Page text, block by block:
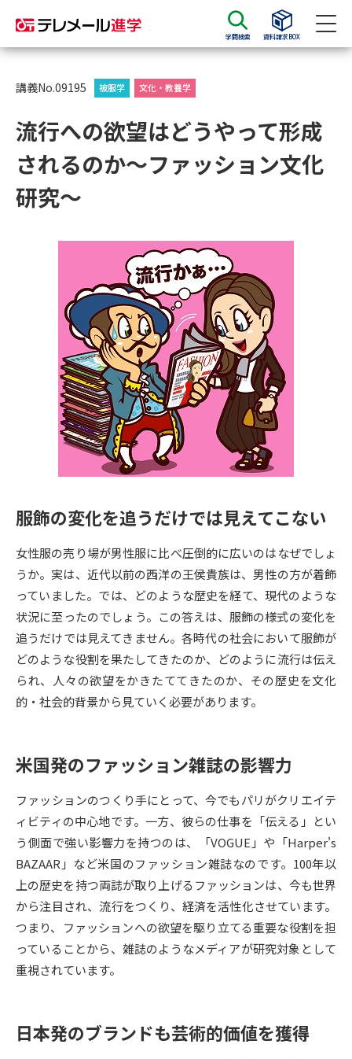
学問検索 資料請求BOX
資料請求
大学・短大の資料種類から請求
大学パンフ
大学・短大以外の資料から請求
専門学校の資料請求 大学院の資料請求
留学・進学関連、塾・予備校
大学入学共通テスト「受験案
内」の請求
大学入学共通テスト「受験上の
配慮案内」の請求
高等学校卒業程度認定試験
高等学校（情報）教員資格認定
大学研究 大学検索
大学で学べる内容や特徴を調べる
新増設大学・学部・学科特集
国際・グローバルに強い大学特
集
新学年スタート号特集ページ
（高3生用）
新学年スタート号特集ページ
（高2生用）
SELFBRAND特集ページ
オープンキャンパスなどを調べる
オープンキャンパス検索 実施プログラムから探す
講義No.09195 被服学 文化・教養学
流行への欲望はどうやって形成
されるのか～ファッション文化
研究～
服飾の変化を追うだけでは見えてこない
女性服の売り場が男性服に比べ圧倒的に広いのはなぜでしょ
うか。実は、近代以前の西洋の王侯貴族は、男性の方が着飾
っていました。では、どのような歴史を経て、現代のような
状況に至ったのでしょう。この答えは、服飾の様式の変化を
追うだけでは見えてきません。各時代の社会において服飾が
どのような役割を果たしてきたのか、どのように流行は伝え
られ、人々の欲望をかきたててきたのか、その歴史を文化
的・社会的背景から見ていく必要があります。
米国発のファッション雑誌の影響力
ファッションのつくり手にとって、今でもパリがクリエイテ
ィビティの中心地です。一方、彼らの仕事を「伝える」とい
う側面で強い影響力を持つのは、「VOGUE」や「Harper's
BAZAAR」など米国のファッション雑誌なのです。100年以
上の歴史を持つ両誌が取り上げるファッションは、今も世界
から注目され、流行をつくり、経済を活性化させています。
つまり、ファッションへの欲望を駆り立てる重要な役割を担
っていることから、雑誌のようなメディアが研究対象として
重視されています。
日本発のブランドも芸術的価値を獲得